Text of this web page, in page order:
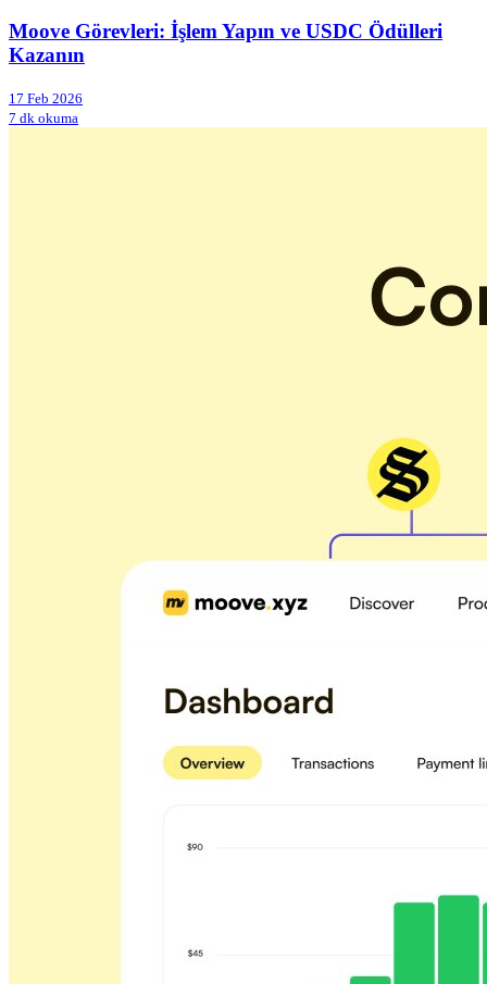
Moove Görevleri: İşlem Yapın ve USDC Ödülleri
Kazanın
17 Feb 2026
7 dk okuma